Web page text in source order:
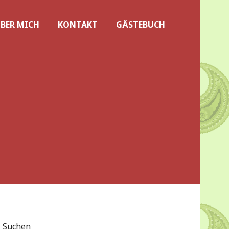
MICH KONTAKT GÄSTEBUCH
Suchen